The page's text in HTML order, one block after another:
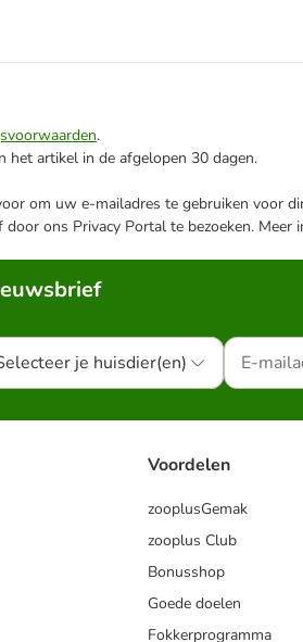
.
het artikel in de afgelopen 30 dagen.
om uw e-mailadres te gebruiken voor
ons Privacy Portal te bezoeken. Meer
je huisdier(en)
Voordelen
zooplusGemak
zooplus Club
Bonusshop
Goede doelen
Fokkerprogramma